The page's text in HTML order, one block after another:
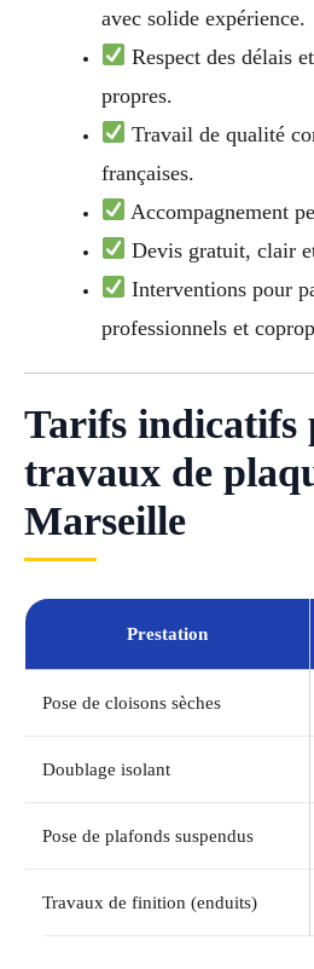
avec solide expérience.
Respect des délais
propres.
Travail de qualité
françaises.
Accompagnement
Devis gratuit, clair
Interventions pour
professionnels et
Tarifs indicatifs
travaux de
Marseille
Prestation
Pose de cloisons sèches
Doublage isolant
Pose de plafonds suspendus
Travaux de finition (enduits)